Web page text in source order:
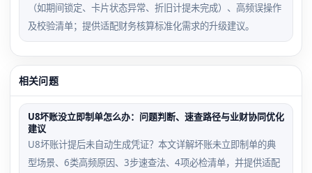
（如期间锁定、卡片状态异常、折旧计提未完成）、高频误操作
及校验清单；提供适配财务核算标准化需求的升级建议。
相关问题
U8坏账没立即制单怎么办：问题判断、速查路径与业财协同优化
建议
U8坏账计提后未自动生成凭证？本文详解坏账未立即制单的典
型场景、6类高频原因、3步速查法、4项必检清单，并提供适配